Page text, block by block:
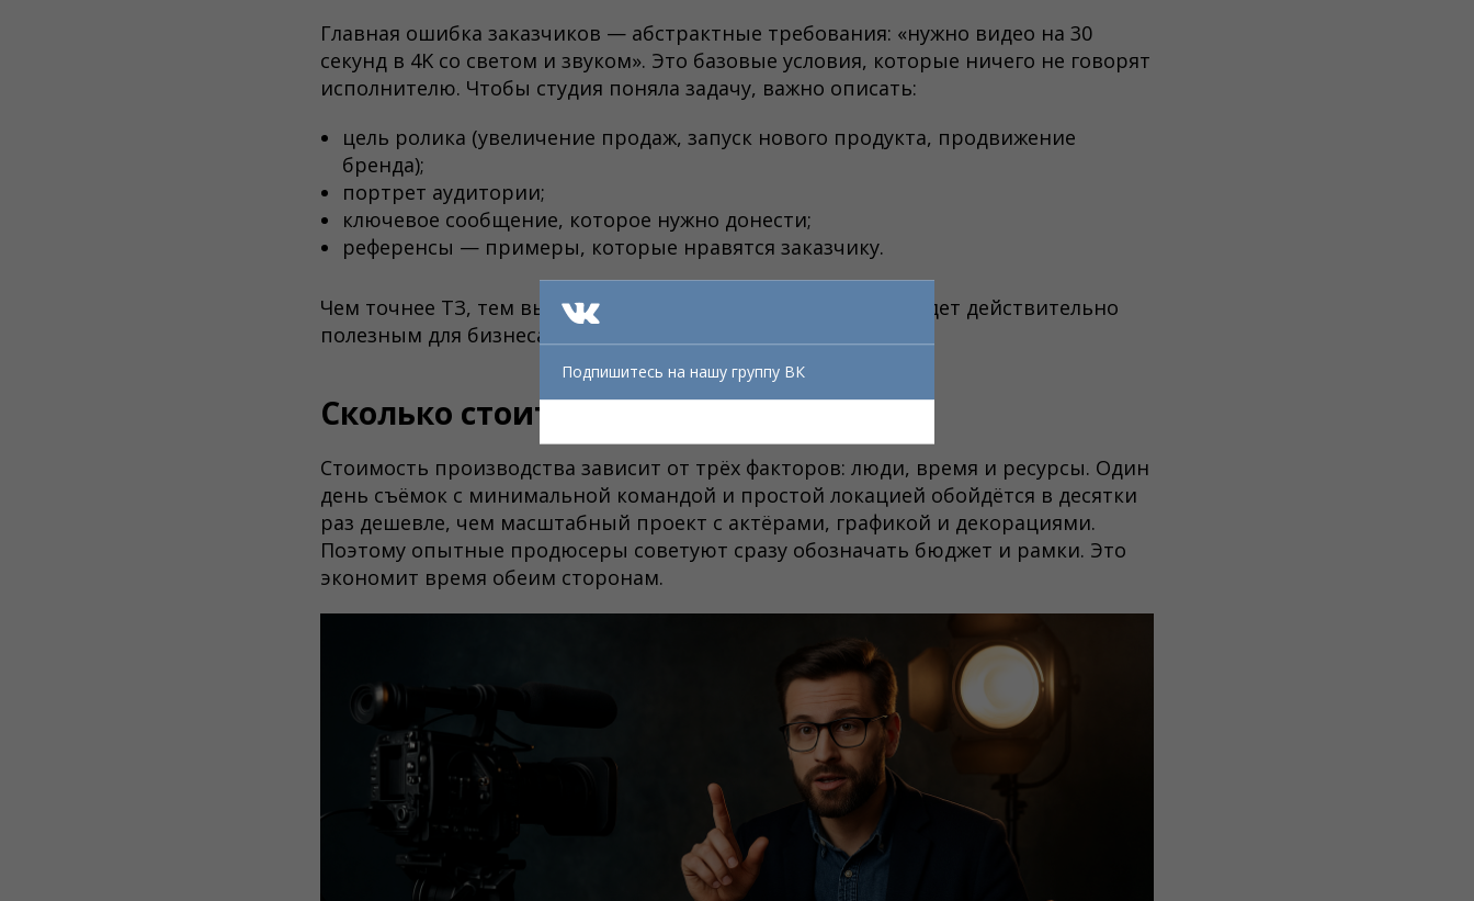
Главная ошибка заказчиков — абстрактные требования: «нужно видео на 30
секунд в 4K со светом и звуком». Это базовые условия, которые ничего не говорят
исполнителю. Чтобы студия поняла задачу, важно описать:
цель ролика (увеличение продаж, запуск нового продукта, продвижение
бренда);
портрет аудитории;
ключевое сообщение, которое нужно донести;
референсы — примеры, которые нравятся заказчику.
Чем точнее ТЗ, тем выше шанс получить ролик, который будет действительно
полезным для бизнеса.
Сколько стоит рекламный ролик
Стоимость производства зависит от трёх факторов: люди, время и ресурсы. Один
день съёмок с минимальной командой и простой локацией обойдётся в десятки
раз дешевле, чем масштабный проект с актёрами, графикой и декорациями.
Поэтому опытные продюсеры советуют сразу обозначать бюджет и рамки. Это
экономит время обеим сторонам.
Подпишитесь на нашу группу ВК